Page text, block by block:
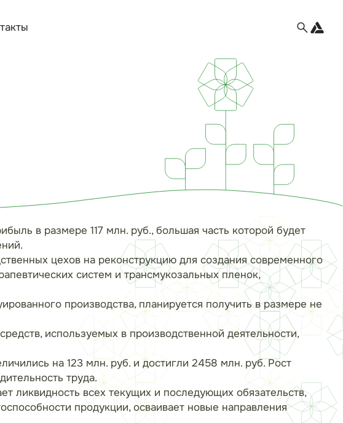
в размере 117 млн. руб., большая часть которой будет
цехов на реконструкцию для создания современного
систем и трансмукозальных пленок,
производства, планируется получить в размере не
используемых в производственной деятельности,
на 123 млн. руб. и достигли 2458 млн. руб. Рост
труда.
ликвидность всех текущих и последующих обязательств,
продукции, осваивает новые направления